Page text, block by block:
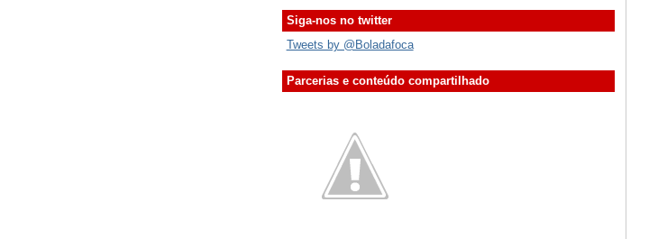
Siga-nos no twitter
Tweets by @Boladafoca
Parcerias e conteúdo compartilhado